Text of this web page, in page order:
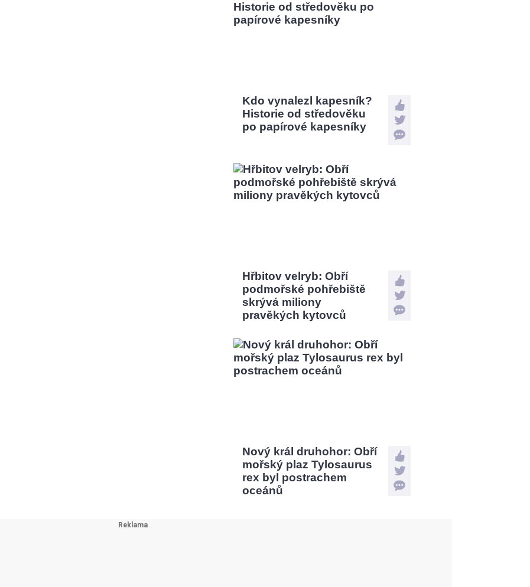
Kdo vynalezl kapesník?
Historie od středověku
po papírové kapesníky
Hřbitov velryb: Obří
podmořské pohřebiště
skrývá miliony
pravěkých kytovců
Nový král druhohor: Obří
mořský plaz Tylosaurus
rex byl postrachem
oceánů